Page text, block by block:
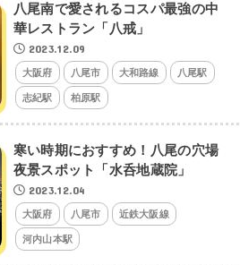
八尾南で愛されるコスパ最強の中
華レストラン「八戒」
2023.12.09
大阪府 八尾市 大和路線 八尾駅
志紀駅 柏原駅
寒い時期におすすめ！八尾の穴場
夜景スポット「水呑地蔵院」
2023.12.04
大阪府 八尾市 近鉄大阪線
河内山本駅